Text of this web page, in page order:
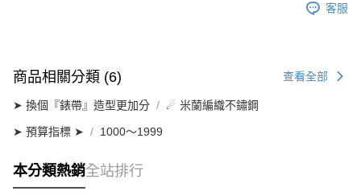
客服
商品相關分類 (6) 查看全部
➤ 換個『錶帶』造型更加分 ☄ 米蘭編織不鏽鋼
➤ 預算指標 ➤ 1000～1999
本分類熱銷全站排行